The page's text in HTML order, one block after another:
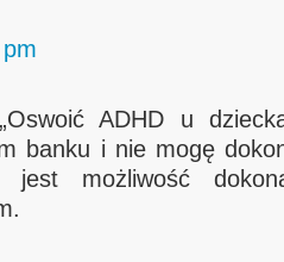
ADHD u
banku i nie mogę
możliwość